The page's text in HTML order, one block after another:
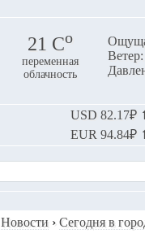
21 Сo
переменная
облачность
USD 82.17₽
EUR 94.84₽
Новости › Сегодня в